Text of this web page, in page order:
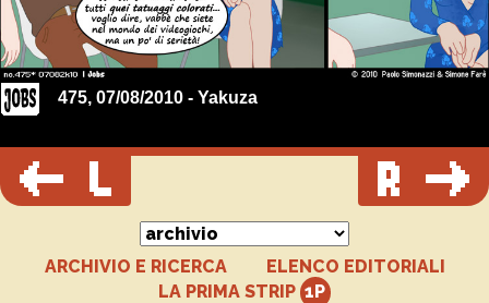
475, 07/08/2010 - Yakuza
ARCHIVIO E RICERCA
ELENCO EDITORIALI
LA PRIMA STRIP